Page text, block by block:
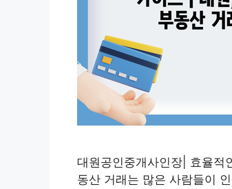
대원공인중개사인장| 효율적
동산 거래는 많은 사람들이